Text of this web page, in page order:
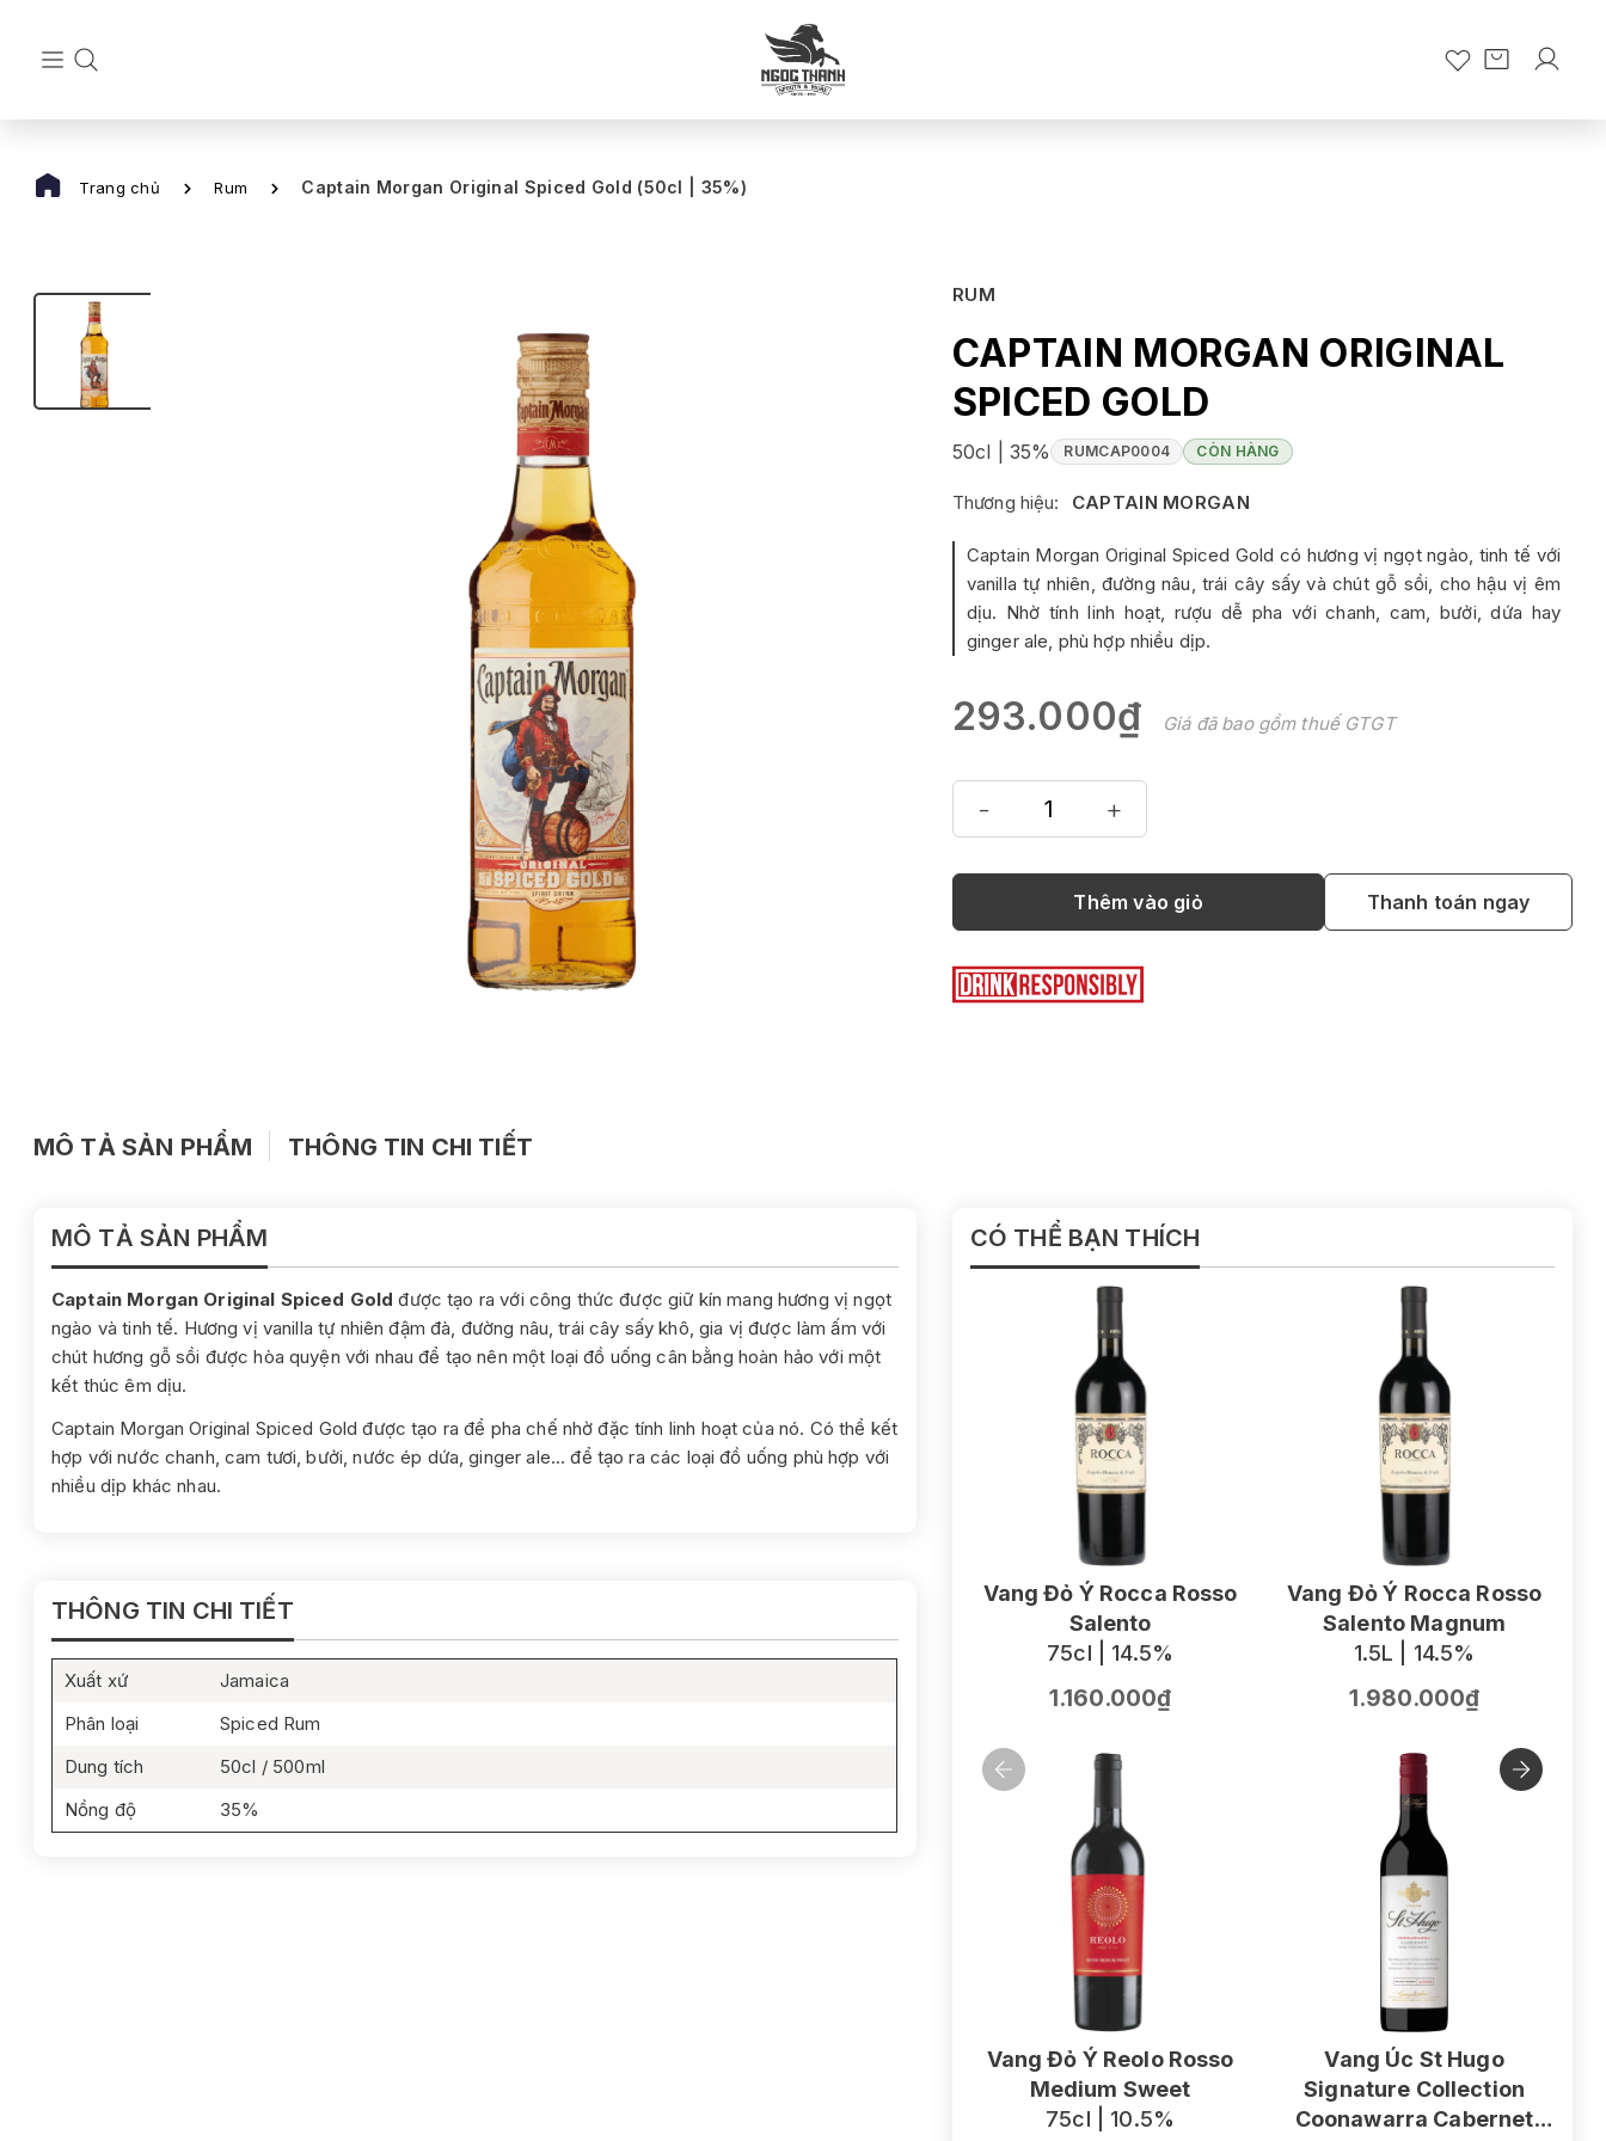
Trang chủ Rum Captain Morgan Original Spiced Gold (50cl | 35%)
RUM
CAPTAIN MORGAN ORIGINAL
SPICED GOLD
50cl | 35% RUMCAP0004 CÒN HÀNG
Thương hiệu: CAPTAIN MORGAN
Captain Morgan Original Spiced Gold có hương vị ngọt ngào, tinh tế với
vanilla tự nhiên, đường nâu, trái cây sấy và chút gỗ sồi, cho hậu vị êm
dịu. Nhờ tính linh hoạt, rượu dễ pha với chanh, cam, bưởi, dứa hay
ginger ale, phù hợp nhiều dịp.
293.000₫ Giá đã bao gồm thuế GTGT
- +
Thêm vào giỏ Thanh toán ngay
MÔ TẢ SẢN PHẨM THÔNG TIN CHI TIẾT
MÔ TẢ SẢN PHẨM
Captain Morgan Original Spiced Goldđược tạo ra với công thức được giữ kín mang hương vị ngọt
ngào và tinh tế. Hương vị vanilla tự nhiên đậm đà, đường nâu, trái cây sấy khô, gia vị được làm ấm với
chút hương gỗ sồi được hòa quyện với nhau để tạo nên một loại đồ uống cân bằng hoàn hảo với một
kết thúc êm dịu.
Captain Morgan Original Spiced Gold được tạo ra để pha chế nhờ đặc tính linh hoạt của nó. Có thể kết
hợp với nước chanh, cam tươi, bưởi, nước ép dứa, ginger ale... để tạo ra các loại đồ uống phù hợp với
nhiều dịp khác nhau.
THÔNG TIN CHI TIẾT
Xuất xứ
Jamaica
Phân loại
Spiced Rum
Dung tích
50cl / 500ml
Nồng độ
35%
CÓ THỂ BẠN THÍCH
Vang Đỏ Ý Rocca Rosso
Salento
75cl | 14.5%
1.160.000₫
Vang Đỏ Ý Rocca Rosso
Salento Magnum
1.5L | 14.5%
1.980.000₫
Vang Đỏ Ý Reolo Rosso
Medium Sweet
75cl | 10.5%
Vang Úc St Hugo
Signature Collection
Coonawarra Cabernet